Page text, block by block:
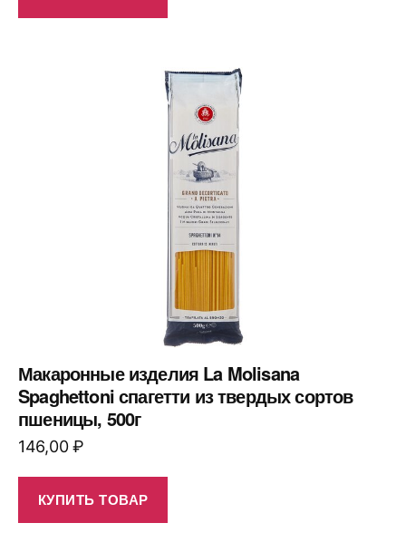
Макаронные изделия La Molisana
Spaghettoni спагетти из твердых сортов
пшеницы, 500г
146,00₽
КУПИТЬ ТОВАР